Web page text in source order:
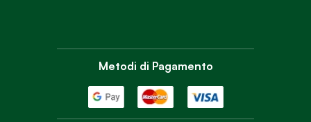
Metodi di Pagamento